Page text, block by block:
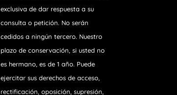
exclusiva de dar respuesta a su
consulta o petición. No serán
cedidos a ningún tercero. Nuestro
plazo de conservación, si usted no
es hermano, es de 1 año. Puede
ejercitar sus derechos de acceso,
rectificación, oposición, supresión,